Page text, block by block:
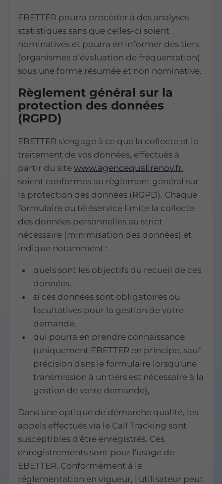
EBETTER pourra procéder à des analyses
statistiques sans que celles-ci soient
nominatives et pourra en informer des tiers
(organismes d'évaluation de fréquentation)
sous une forme résumée et non nominative.
Règlement général sur la
protection des données
(RGPD)
EBETTER s'engage à ce que la collecte et le
traitement de vos données, effectués à
partir du sitewww.agencequalirenov.fr,
soient conformes au règlement général sur
la protection des données (RGPD). Chaque
formulaire ou téléservice limite la collecte
des données personnelles au strict
nécessaire (minimisation des données) et
indique notamment :
quels sont les objectifs du recueil de ces
données,
si ces données sont obligatoires ou
facultatives pour la gestion de votre
demande,
qui pourra en prendre connaissance
(uniquement EBETTER en principe, sauf
précision dans le formulaire lorsqu'une
transmission à un tiers est nécessaire à la
gestion de votre demande),
Dans une optique de démarche qualité, les
appels effectués via le Call Tracking sont
susceptibles d'être enregistrés. Ces
enregistrements sont pour l'usage de
EBETTER. Conformément à la
réglementation en vigueur, l'utilisateur peut